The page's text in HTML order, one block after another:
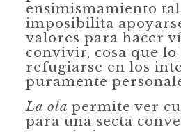
ensimismamiento
imposibilita
valores para hacer
convivir, cosa que lo
refugiarse en los
puramente
La ola permite ver
para una secta